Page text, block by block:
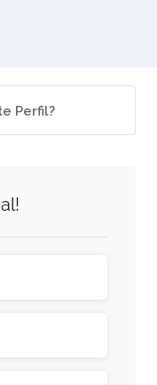
Perfil?